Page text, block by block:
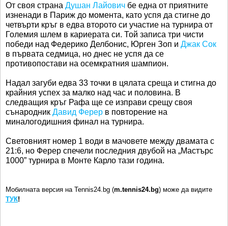
От своя страна Душан Лайович бе една от приятните
изненади в Париж до момента, като успя да стигне до
четвърти кръг в едва второто си участие на турнира от
Големия шлем в кариерата си. Той записа три чисти
победи над Федерико Делбонис, Юрген Зоп и Джак Сок
в първата седмица, но днес не успя да се
противопостави на осемкратния шампион.
Надал загуби едва 33 точки в цялата среща и стигна до
крайния успех за малко над час и половина. В
следващия кръг Рафа ще се изправи срещу своя
сънародник Давид Ферер в повторение на
миналогодишния финал на турнира.
Световният номер 1 води в мачовете между двамата с
21:6, но Ферер спечели последния двубой на „Мастърс
1000” турнира в Монте Карло тази година.
Мобилната версия на Tennis24.bg (m.tennis24.bg) може да видите
ТУК!